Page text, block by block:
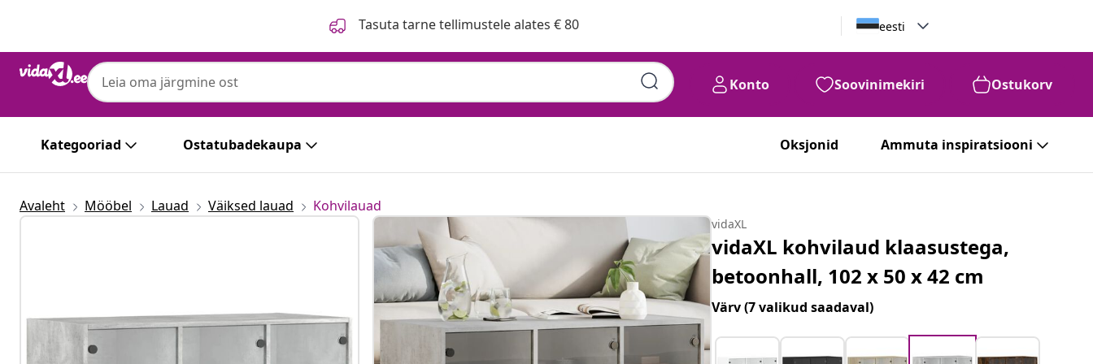
Tasuta tarne tellimustele alates € 80 eesti
Konto Soovinimekiri Ostukorv
Kategooriad Ostatubadekaupa Oksjonid Ammuta inspiratsiooni
Avaleht Mööbel Lauad Väiksed lauad Kohvilauad
vidaXL
vidaXL kohvilaud klaasustega,
betoonhall, 102 x 50 x 42 cm
Värv(7 valikud saadaval)